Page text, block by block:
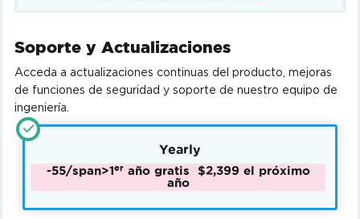
Soporte y Actualizaciones
Acceda a actualizaciones continuas del producto, mejoras
de funciones de seguridad y soporte de nuestro equipo de
ingeniería.
Yearly
-55/span>1eraño gratis $2,399 el próximo
año